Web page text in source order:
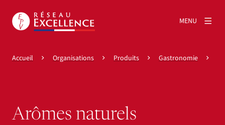
MENU
Accueil Organisations Produits Gastronomie
Arômes naturels